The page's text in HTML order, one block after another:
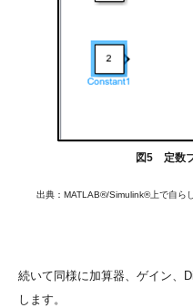
図5 定数
出典：MATLAB®/Simulink®上で自ら
続いて同様に加算器、ゲイン、
します。